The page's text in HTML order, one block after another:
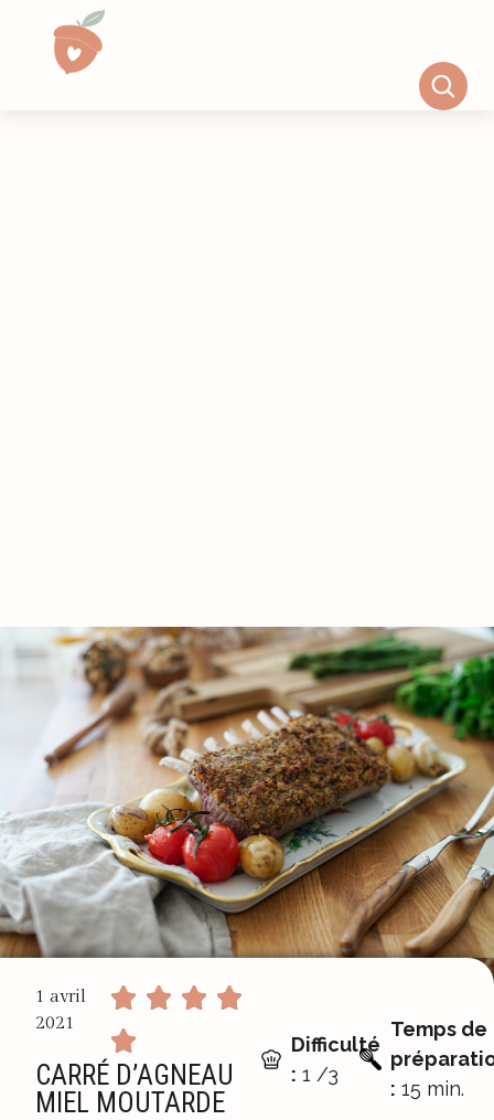
1 avril
2021
CARRÉ D’AGNEAU
MIEL MOUTARDE
Difficulté
: 1 /3
Temps de
: 15 min.